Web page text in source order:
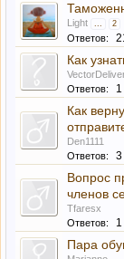
Light ... 2
Ответов:
Как
Ответов:
1
Как
Den1111
Ответов:
3
Вопрос
членов
Tfaresx
Ответов:
1
Пара